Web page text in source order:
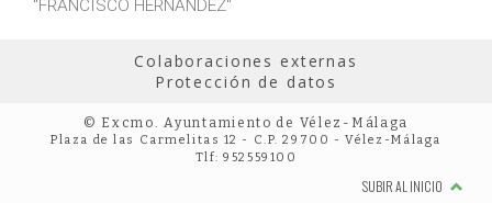
"FRANCISCO HERNÁNDEZ"
Colaboraciones externas
Protección de datos
© Excmo. Ayuntamiento de Vélez-Málaga
Plaza de las Carmelitas 12 - C.P. 29700 - Vélez-Málaga
Tlf: 952559100
SUBIR AL INICIO